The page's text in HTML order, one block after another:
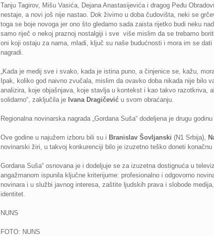
Tanju Tagirov, Mišu Vasića, Dejana Anastasijevića i dragog Peđu
nestaje, a novi još nije nastao. Dok živimo u doba čudovišta, neki se
toga se boje novoga jer ono što gledamo sada zaista rijetko budi neku
samo riječ o nekoj praznoj nostalgiji i sve više mislim da se trebamo
oni koji ostaju za nama, mladi, ključ su naše budućnosti i mora im se
nagradi.
„Kada je medij sve i svako, kada je istina puno, a činjenice se, kažu,
Ipak, koliko god naivno zvučala, mislim da ovavko doba nikada nije bilo
analizira, koje objašnjava, koje stavlja u kontekst i kao takvo razotkriva,
solidarno“, zaključila jeIvana Dragičeviću svom obraćanju.
Regionalna novinarska nagrada „Gordana Suša“ dodeljena je drugu
Ove godine u najužem izboru bili su i Branislav Šovljanski (N1 Srbija),
novinarski žiri, u takvoj konkurenciji bilo je izuzetno teško doneti konačnu
Gordana Suša“ osnovana je i dodeljuje se za izuzetna dostignuća u
angažmanom ispunila ključne kriterijume: profesionalno i odgovorno
novinara i u službi javnog interesa, zaštite ljudskih prava i slobode
identitet.
NUNS
FOTO: NUNS